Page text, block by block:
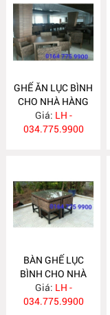
GHẾ ĂN LỤC BÌNH
CHO NHÀ HÀNG
LB17
Giá: LH -
034.775.9900
BÀN GHẾ LỤC
BÌNH CHO NHÀ
HÀNG SANG
TRỌNG LB14
Giá: LH -
034.775.9900